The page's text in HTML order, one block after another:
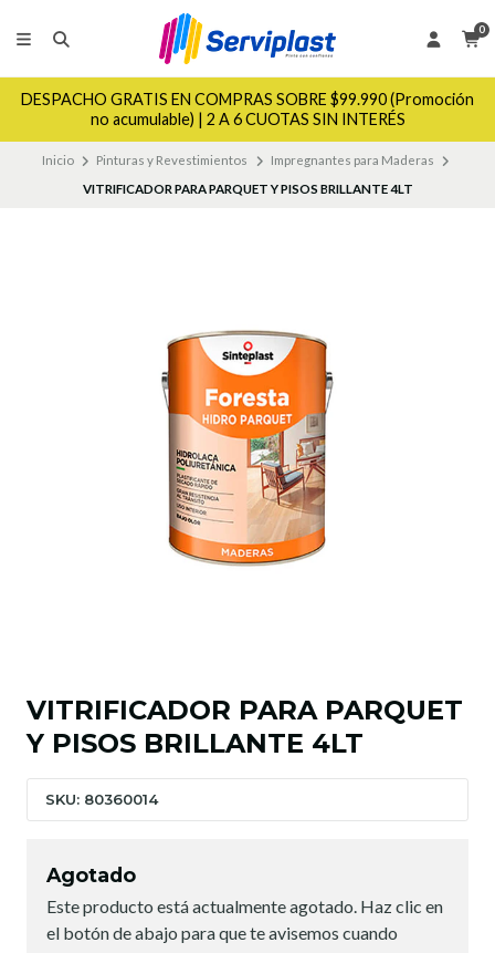
0
DESPACHO GRATIS EN COMPRAS SOBRE $99.990 (Promoción
no acumulable) | 2 A 6 CUOTAS SIN INTERÉS
Inicio Pinturas y Revestimientos
Impregnantes para Maderas
VITRIFICADOR PARA PARQUET Y PISOS BRILLANTE 4LT
VITRIFICADOR PARA PARQUET
Y PISOS BRILLANTE 4LT
SKU: 80360014
Agotado
Este producto está actualmente agotado. Haz clic en
el botón de abajo para que te avisemos cuando